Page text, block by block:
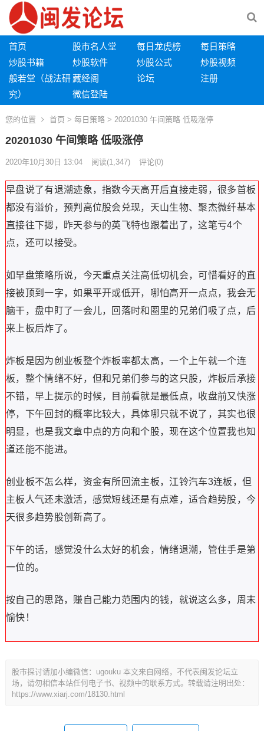
首页 股市名人堂 每日龙虎榜
每日策略
炒股书籍
炒股软件 炒股公式
炒股视频
般若堂（战法研
究）
藏经阁 论坛
注册
微信登陆
您的位置 首页 > 每日策略 > 20201030 午间策略 低吸涨停
20201030 午间策略 低吸涨停
2020年10月30日 13:04 阅读(1,347) 评论(0)
早盘说了有退潮迹象，指数今天高开后直接走弱，很多首板
都没有溢价，预判高位股会兑现，天山生物、聚杰微纤基本
直接往下摁，昨天参与的英飞特也跟着出了，这笔亏4个
点，还可以接受。
如早盘策略所说，今天重点关注高低切机会，可惜看好的直
接被顶到一字，如果平开或低开，哪怕高开一点点，我会无
脑干，盘中盯了一会儿，回落时和圈里的兄弟们吸了点，后
来上板后炸了。
炸板是因为创业板整个炸板率都太高，一个上午就一个连
板，整个情绪不好，但和兄弟们参与的这只股，炸板后承接
不错，早上提示的时候，目前看就是最低点，收盘前又快涨
停，下午回封的概率比较大，具体哪只就不说了，其实也很
明显，也是我文章中点的方向和个股，现在这个位置我也知
道还能不能进。
创业板不怎么样，资金有所回流主板，江铃汽车3连板，但
主板人气还未激活，感觉短线还是有点难，适合趋势股，今
天很多趋势股创新高了。
下午的话，感觉没什么太好的机会，情绪退潮，管住手是第
一位的。
按自己的思路，赚自己能力范围内的钱，就说这么多，周末
愉快！
股市探讨请加小编微信：ugouku 本文来自网络，不代表闽发论坛立
场，请勿相信本站任何电子书、视频中的联系方式。转载请注明出处：
https://www.xiarj.com/18130.html